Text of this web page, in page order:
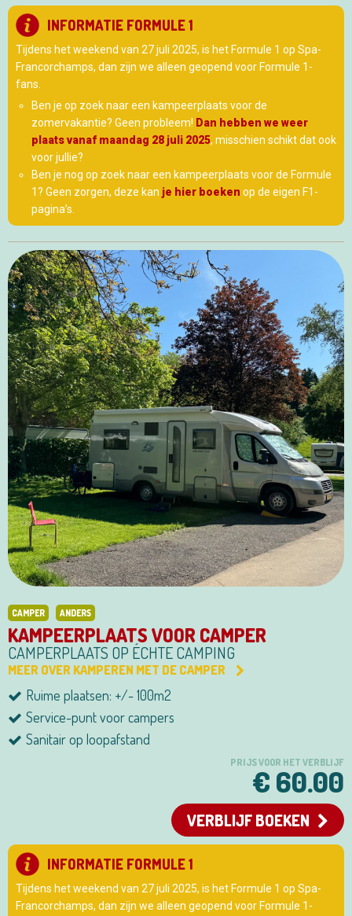
INFORMATIE FORMULE 1
Tijdens het weekend van 27 juli 2025, is het Formule 1 op Spa-
Francorchamps, dan zijn we alleen geopend voor Formule 1-
fans.
Ben je op zoek naar een kampeerplaats voor de
zomervakantie? Geen probleem! Dan hebben we weer
plaats vanaf maandag 28 juli 2025, misschien schikt dat ook
voor jullie?
Ben je nog op zoek naar een kampeerplaats voor de Formule
1? Geen zorgen, deze kan je hier boeken op de eigen F1-
pagina’s.
CAMPER ANDERS
KAMPEERPLAATS VOOR CAMPER
CAMPERPLAATS OP ÉCHTE CAMPING
MEER OVER KAMPEREN MET DE CAMPER
Ruime plaatsen: +/- 100m2
Service-punt voor campers
Sanitair op loopafstand
PRIJS VOOR HET VERBLIJF
€ 60.00
VERBLIJF BOEKEN
INFORMATIE FORMULE 1
Tijdens het weekend van 27 juli 2025, is het Formule 1 op Spa-
Francorchamps, dan zijn we alleen geopend voor Formule 1-